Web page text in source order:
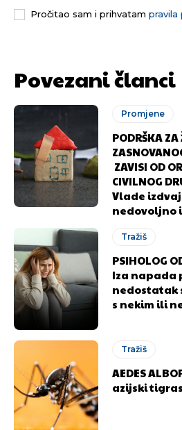
Pročitao sam i prihvatam pravila
Povezani članci
Promjene
PODRŠKA ZA
ZAVISI OD
CIVILNOG
Vlade
nedovoljno
Tražiš
PSIHOLOG
Iza napada
nedostatak
s nekim ili
Tražiš
AEDES
azijski